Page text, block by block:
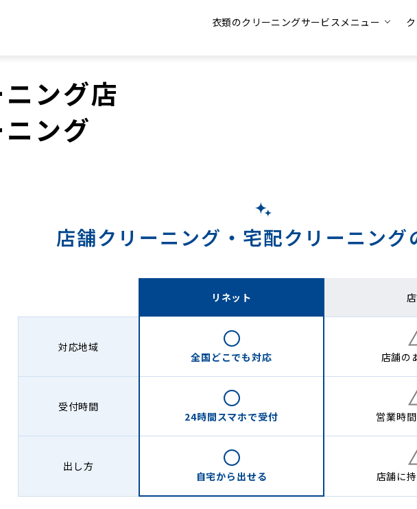
衣類のクリーニングサービスメニュー
ング店
ング
店舗クリーニング・ 宅配クリーニング
リネット
対応地域
全国どこでも対応 店舗の
受付時間
24時間スマホで受付 営業時
出し方
自宅から 出せる 店舗に